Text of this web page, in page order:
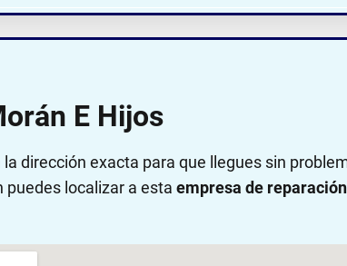
E Hijos
dirección exacta para que llegues sin
localizar a esta empresa de